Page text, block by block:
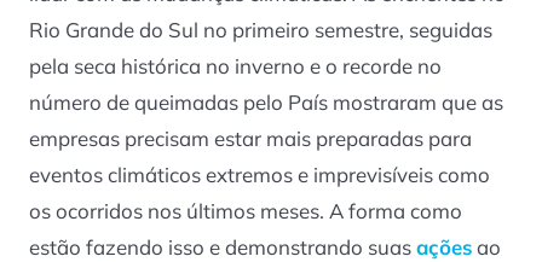
Rio Grande do Sul no primeiro semestre, seguidas
pela seca histórica no inverno e o recorde no
número de queimadas pelo País mostraram que as
empresas precisam estar mais preparadas para
eventos climáticos extremos e imprevisíveis como
os ocorridos nos últimos meses. A forma como
estão fazendo isso e demonstrando suasaçõesao